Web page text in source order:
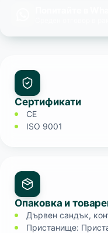
Сертификати
CE
ISO 9001
Опаковка и
Дървен сандък,
Пристанище: